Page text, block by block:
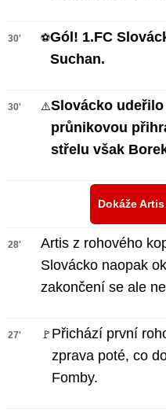
30' ⚽Gól! 1.FC
Suchan.
30' ⚠️Slovácko
průnikovou
střelu však
Dokáže
28'
Artis z rohového
Slovácko naopak
zakončení se ale
27' 🚩Přichází první
zprava poté, co
Fomby.